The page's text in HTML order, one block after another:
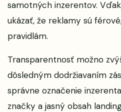
samotných inzerentov.
ukázať, že reklamy sú
pravidlám.
Transparentnosť možno
dôsledným dodržiavaním
správne označenie
značky a jasný obsah